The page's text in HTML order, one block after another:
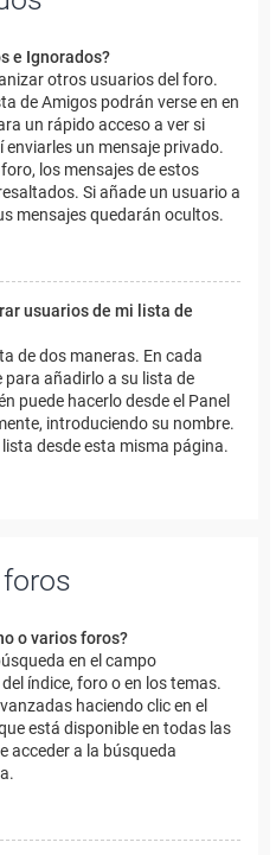
e Ignorados?
otros usuarios del foro.
de Amigos podrán verse en en
un rápido acceso a ver si
un mensaje privado.
los mensajes de estos
Si añade un usuario a
mensajes quedarán ocultos.
usuarios de mi lista de
de dos maneras. En cada
para añadirlo a su lista de
puede hacerlo desde el Panel
introduciendo su nombre.
desde esta misma página.
o varios foros?
en el campo
índice, foro o en los temas.
haciendo clic en el
está disponible en todas las
acceder a la búsqueda